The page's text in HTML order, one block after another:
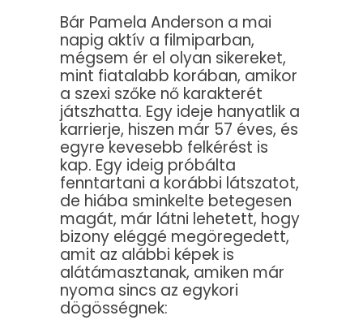
Bár Pamela Anderson a mai
napig aktív a filmiparban,
mégsem ér el olyan sikereket,
mint fiatalabb korában, amikor
a szexi szőke nő karakterét
játszhatta. Egy ideje hanyatlik a
karrierje, hiszen már 57 éves, és
egyre kevesebb felkérést is
kap. Egy ideig próbálta
fenntartani a korábbi látszatot,
de hiába sminkelte betegesen
magát, már látni lehetett, hogy
bizony eléggé megöregedett,
amit az alábbi képek is
alátámasztanak, amiken már
nyoma sincs az egykori
dögösségnek: